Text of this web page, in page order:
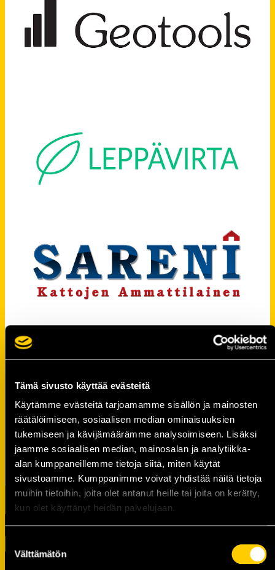
Tämä sivusto käyttää evästeitä
Käytämme evästeitä tarjoamamme sisällön ja mainosten
räätälöimiseen, sosiaalisen median ominaisuuksien
tukemiseen ja kävijämäärämme analysoimiseen. Lisäksi
jaamme sosiaalisen median, mainosalan ja analytiikka-
alan kumppaneillemme tietoja siitä, miten käytät
sivustoamme. Kumppanimme voivat yhdistää näitä tietoja
muihin tietoihin, joita olet antanut heille tai joita on kerätty,
kun olet käyttänyt heidän palvelujaan.
valinta
Välttämätön